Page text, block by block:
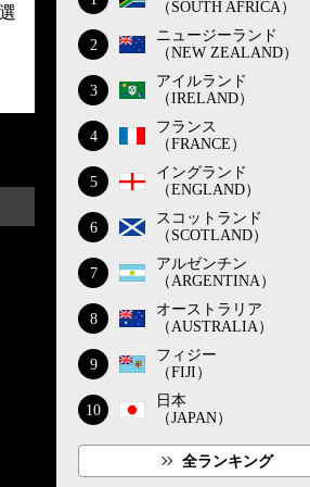
（SOUTH AFRICA）
2
ニュージーランド
（NEW ZEALAND）
3
アイルランド
（IRELAND）
4
フランス
（FRANCE）
5
イングランド
（ENGLAND）
6
スコットランド
（SCOTLAND）
7
アルゼンチン
（ARGENTINA）
8
オーストラリア
（AUSTRALIA）
9
フィジー
（FIJI）
10
日本
（JAPAN）
全ランキング